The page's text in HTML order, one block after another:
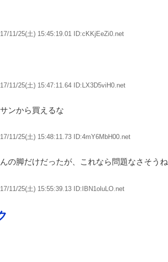
11/25(土) 15:45:19.01 ID:cKKjEeZi0.net
11/25(土) 15:47:11.64 ID:LX3D5viH0.net
ンから買えるな
11/25(土) 15:48:11.73 ID:4mY6MbH00.net
の脚だけだったが、これなら問題なさそうね
11/25(土) 15:55:39.13 ID:IBN1oluLO.net